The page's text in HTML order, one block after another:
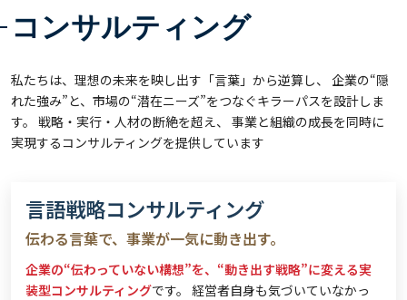
コンサルティング
私たちは、理想の未来を映し出す「言葉」から逆算し、 企業の“隠
れた強み”と、市場の“潜在ニーズ”をつなぐキラーパスを設計しま
す。 戦略・実行・人材の断絶を超え、 事業と組織の成長を同時に
実現するコンサルティングを提供しています
言語戦略コンサルティング
伝わる言葉で、事業が一気に動き出す。
企業の“伝わっていない構想”を、“動き出す戦略”に変える実
装型コンサルティングです。 経営者自身も気づいていなかっ